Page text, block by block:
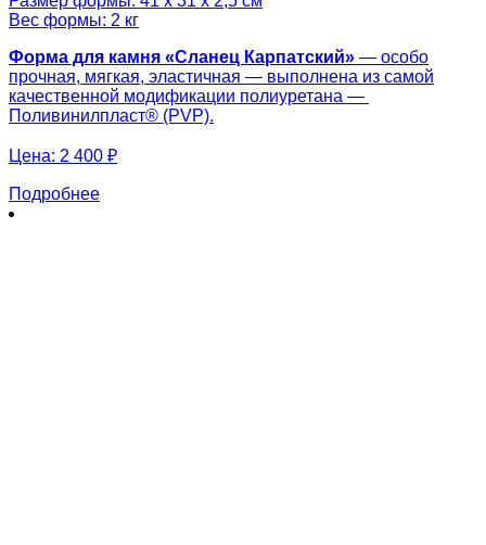
Вес формы: 2 кг
Форма для камня «Сланец Карпатский» — особо
прочная, мягкая, эластичная — выполнена из самой
качественной модификации полиуретана —
Поливинилпласт® (PVP).
Цена: 2 400 ₽
Подробнее